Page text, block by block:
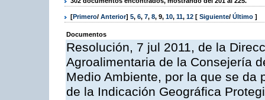
[Primero/ Anterior] 5, 6, 7, 8, 9, 10, 11, 12 [ Siguiente/ Último ]
Documentos
Resolución, 7 jul 2011, de la
Agroalimentaria de la Consejería
Medio Ambiente, por la que se
de la Indicación Geográfica